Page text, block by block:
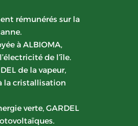
rémunérés sur la
à ALBIOMA,
de l’île.
de la vapeur,
la cristallisation
verte, GARDEL